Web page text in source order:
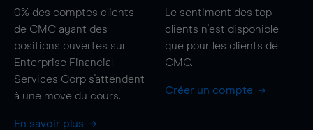
0% des comptes clients
de CMC ayant des
positions ouvertes sur
Enterprise Financial
Services Corp s'attendent
à une move du cours.
En savoir plus
Le sentiment des top
clients n'est disponible
que pour les clients de
CMC.
Créer un compte